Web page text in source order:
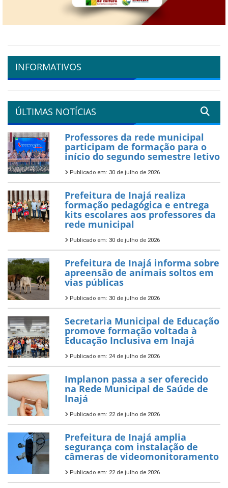
INFORMATIVOS
ÚLTIMAS NOTÍCIAS
Professores da rede municipal
participam de formação para o
início do segundo semestre letivo
Publicado em: 30 de julho de 2026
Prefeitura de Inajá realiza
formação pedagógica e entrega
kits escolares aos professores da
rede municipal
Publicado em: 30 de julho de 2026
Prefeitura de Inajá informa sobre
apreensão de animais soltos em
vias públicas
Publicado em: 30 de julho de 2026
Secretaria Municipal de Educação
promove formação voltada à
Educação Inclusiva em Inajá
Publicado em: 24 de julho de 2026
Implanon passa a ser oferecido
na Rede Municipal de Saúde de
Inajá
Publicado em: 22 de julho de 2026
Prefeitura de Inajá amplia
segurança com instalação de
câmeras de videomonitoramento
Publicado em: 22 de julho de 2026